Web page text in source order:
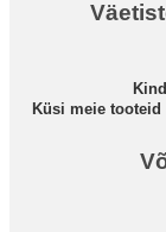
Küsi meie